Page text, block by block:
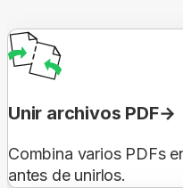
Unir archivos PDF
Combina varios PDFs
antes de unirlos.